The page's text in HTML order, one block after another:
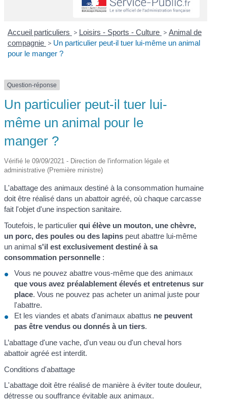
Accueil particuliers > Loisirs - Sports - Culture > Animal de
compagnie > Un particulier peut-il tuer lui-même un animal
pour le manger ?
Question-réponse
Un particulier peut-il tuer lui-
même un animal pour le
manger ?
Vérifié le 09/09/2021 - Direction de l'information légale et
administrative (Première ministre)
L'abattage des animaux destiné à la consommation humaine
doit être réalisé dans un abattoir agréé, où chaque carcasse
fait l'objet d'une inspection sanitaire.
Toutefois, le particulierqui élève un mouton, une chèvre,
un porc, des poules ou des lapins peut abattre lui-même
un animals'il est exclusivement destiné à sa
consommation personnelle :
Vous ne pouvez abattre vous-même que des animaux
que vous avez préalablement élevés et entretenus sur
place. Vous ne pouvez pas acheter un animal juste pour
l'abattre.
Et les viandes et abats d'animaux abattus ne peuvent
pas être vendus ou donnés à un tiers.
L’abattage d'une vache, d'un veau ou d'un cheval hors
abattoir agréé est interdit.
Conditions d'abattage
L'abattage doit être réalisé de manière à éviter toute douleur,
détresse ou souffrance évitable aux animaux.